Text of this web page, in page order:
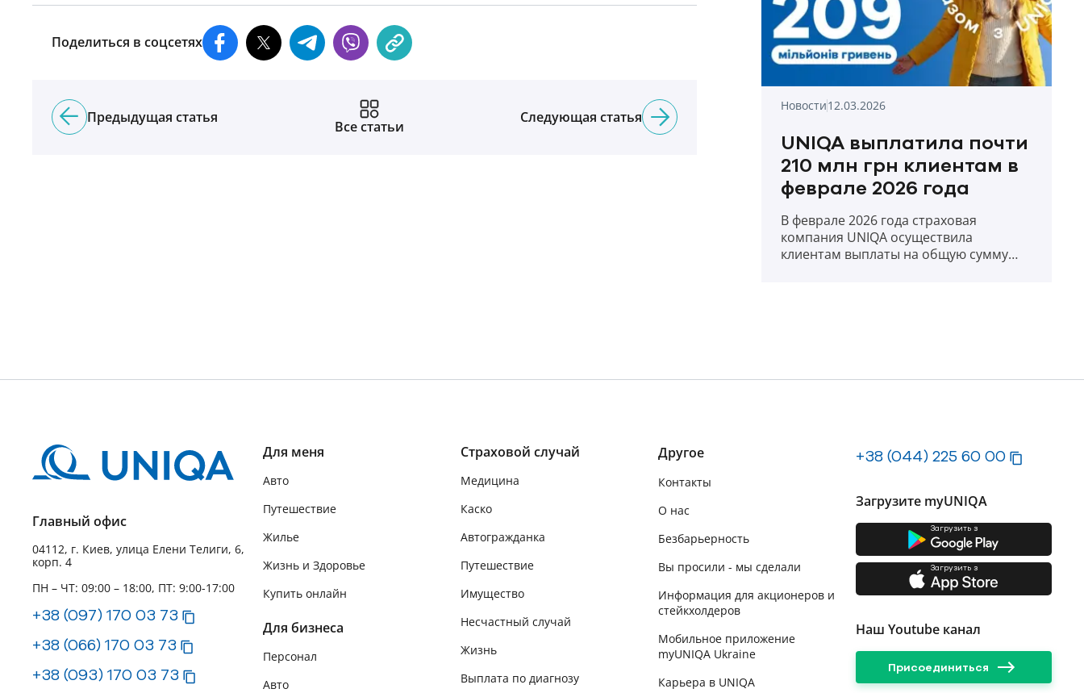
Поделиться в соцсетях
Предыдущая статья
Все статьи
Следующая статья
Новости12.03.2026
UNIQA выплатила почти
210 млн грн клиентам в
феврале 2026 года
В феврале 2026 года страховая
компания UNIQA осуществила
клиентам выплаты на общую сумму
Главный офис
04112, г. Киев, улица Елени Телиги, 6,
корп. 4
ПН – ЧТ: 09:00 – 18:00, ПТ: 9:00-17:00
+38 (097) 170 03 73
+38 (066) 170 03 73
+38 (093) 170 03 73
Для меня
Авто
Путешествие
Жилье
Жизнь и Здоровье
Купить онлайн
Для бизнеса
Персонал
Авто
Страховой случай
Медицина
Каско
Автогражданка
Путешествие
Имущество
Несчастный случай
Жизнь
Выплата по диагнозу
Другое
Контакты
О нас
Безбарьерность
Вы просили - мы сделали
Информация для акционеров и
стейкхолдеров
Мобильное приложение
myUNIQA Ukraine
Карьера в UNIQA
+38 (044) 225 60 00
Загрузите myUNIQA
Загрузить з
Загрузить з
Наш Youtube канал
Присоединиться